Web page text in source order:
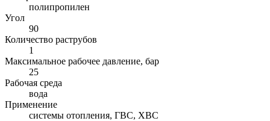
полипропилен
Угол
90
Количество раструбов
1
Максимальное рабочее давление, бар
25
Рабочая среда
вода
Применение
системы отопления, ГВС, ХВС